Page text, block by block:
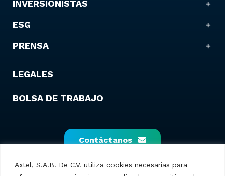
Axtel, S.A.B. De C.V. utiliza cookies necesarias para
INVERSIONISTAS
ESG
PRENSA